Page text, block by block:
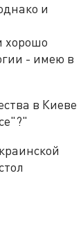
и
хорошо
- имею в
в Киеве